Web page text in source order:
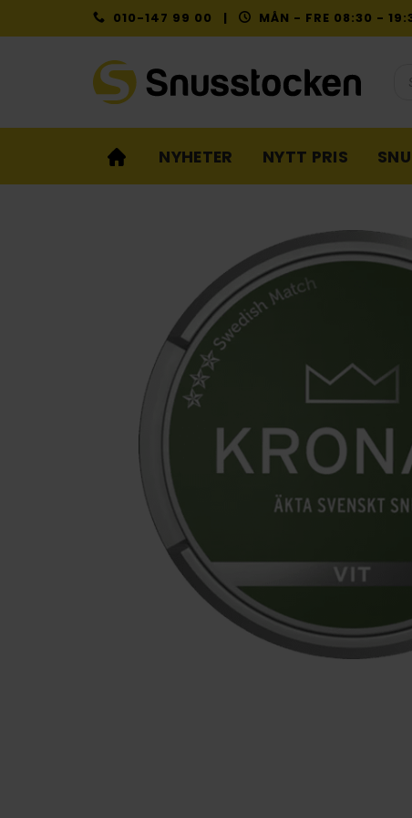
to
010-147 99 00 | MÅN - FRE 08:30 -
NYHETER NYTT PRIS